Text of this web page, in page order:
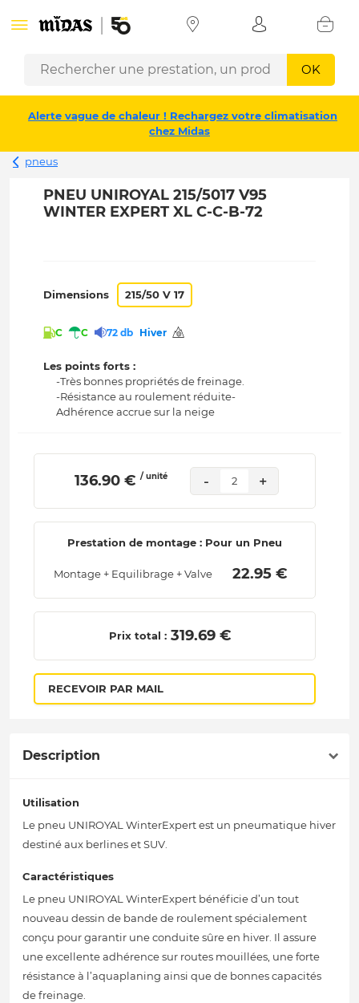
OK
Alerte vague de chaleur ! Rechargez votre climatisation
chez Midas
pneus
PNEU UNIROYAL 215/5017 V95
WINTER EXPERT XL C-C-B-72
Dimensions 215/50 V 17
C C 72 db Hiver
Les points forts :
-Très bonnes propriétés de freinage.
-Résistance au roulement réduite-
Adhérence accrue sur la neige
136.90 € / unité - 2 +
Prestation de montage : Pour un Pneu
Montage + Equilibrage + Valve 22.95 €
Prix total : 319.69 €
RECEVOIR PAR MAIL
Description
Utilisation
Le pneu UNIROYAL WinterExpert est un pneumatique hiver
destiné aux berlines et SUV.
Caractéristiques
Le pneu UNIROYAL WinterExpert bénéficie d’un tout
nouveau dessin de bande de roulement spécialement
conçu pour garantir une conduite sûre en hiver. Il assure
une excellente adhérence sur routes mouillées, une forte
résistance à l’aquaplaning ainsi que de bonnes capacités
de freinage.